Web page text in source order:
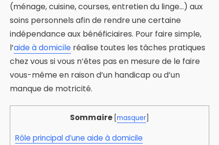
(ménage, cuisine, courses, entretien du linge…) aux
soins personnels afin de rendre une certaine
indépendance aux bénéficiaires. Pour faire simple,
l’aide à domicile réalise toutes les tâches pratiques
chez vous si vous n’êtes pas en mesure de le faire
vous-même en raison d’un handicap ou d’un
manque de motricité.
Sommaire [masquer
Rôle principal d’une aide à domicile